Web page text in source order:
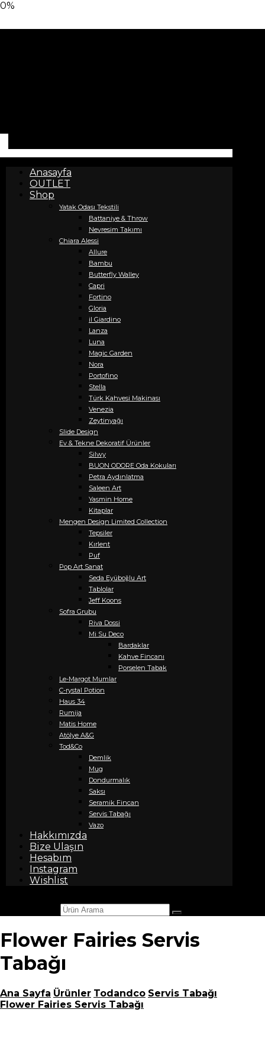
0%
Anasayfa
OUTLET
Shop
Yatak Odası Tekstili
Battaniye & Throw
Nevresim Takımı
Chiara Alessi
Allure
Bambu
Butterfly Walley
Capri
Fortino
Gloria
il Giardino
Lanza
Luna
Magic Garden
Nora
Portofino
Stella
Türk Kahvesi Makinası
Venezia
Zeytinyağı
Slide Design
Ev & Tekne Dekoratif Ürünler
Silwy
BUON ODORE Oda Kokuları
Petra Aydınlatma
Saleen Art
Yasmin Home
Kitaplar
Mengen Design Limited Collection
Tepsiler
Kırlent
Puf
Pop Art Sanat
Seda Eyüboğlu Art
Tablolar
Jeff Koons
Sofra Grubu
Riva Dossi
Mi Su Deco
Bardaklar
Kahve Fincanı
Porselen Tabak
Le-Margot Mumlar
C-rystal Potion
Haus 34
Rumija
Matis Home
Atölye A&G
Tod&Co
Demlik
Mug
Dondurmalık
Saksı
Seramik Fincan
Servis Tabağı
Vazo
Hakkımızda
Bize Ulaşın
Hesabım
Instagram
Wishlist
Flower Fairies Servis
Tabağı
Ana Sayfa Ürünler Todandco Servis Tabağı
Flower Fairies Servis Tabağı